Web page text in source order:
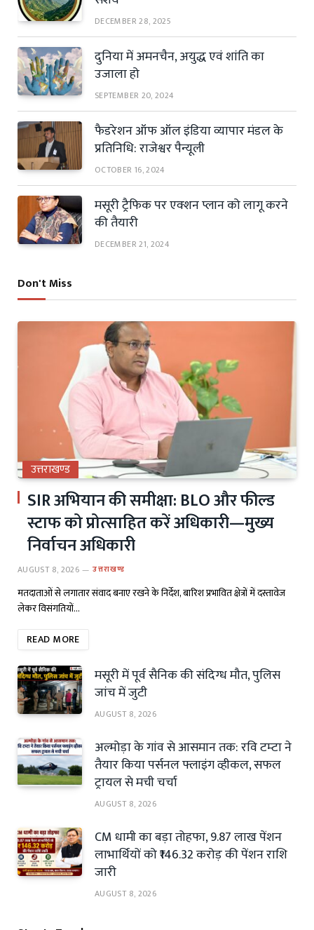
DECEMBER 28, 2025
दुनिया में अमनचैन, अयुद्ध एवं शांति का
उजाला हो
SEPTEMBER 20, 2024
फैडरेशन ऑफ ऑल इंडिया व्यापार मंडल के
प्रतिनिधि: राजेश्वर पैन्यूली
OCTOBER 16, 2024
मसूरी ट्रैफिक पर एक्शन प्लान को लागू करने
की तैयारी
DECEMBER 21, 2024
Don't Miss
उत्तराखण्ड
SIR अभियान की समीक्षा: BLO और फील्ड
स्टाफ को प्रोत्साहित करें अधिकारी—मुख्य
निर्वाचन अधिकारी
AUGUST 8, 2026 उत्तराखण्ड
मतदाताओं से लगातार संवाद बनाए रखने के निर्देश, बारिश प्रभावित क्षेत्रों में दस्तावेज
लेकर विसंगतियों…
READ MORE
मसूरी में पूर्व सैनिक की संदिग्ध मौत, पुलिस
जांच में जुटी
AUGUST 8, 2026
अल्मोड़ा के गांव से आसमान तक: रवि टम्टा ने
तैयार किया पर्सनल फ्लाइंग व्हीकल, सफल
ट्रायल से मची चर्चा
AUGUST 8, 2026
CM धामी का बड़ा तोहफा, 9.87 लाख पेंशन
लाभार्थियों को ₹146.32 करोड़ की पेंशन राशि
जारी
AUGUST 8, 2026